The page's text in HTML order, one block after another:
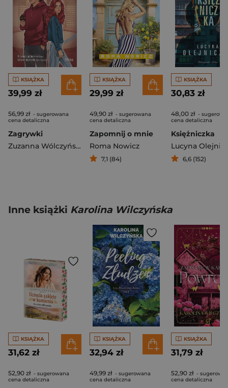
KSIĄŻKA
39,99 zł
56,99 zł - sugerowana
cena detaliczna
Zagrywki
Zuzanna Wólczyńska
KSIĄŻKA
29,99 zł
49,90 zł - sugerowana
cena detaliczna
Zapomnij o mnie
Roma Nowicz
7,1 (84)
KSIĄŻKA
30,83 zł
48,00 zł -
cena detaliczna
Księżniczka
Lucyna
6,6 (152)
Inne książki Karolina Wilczyńska
KSIĄŻKA
31,62 zł
52,90 zł - sugerowana
cena detaliczna
KSIĄŻKA
32,94 zł
49,99 zł - sugerowana
cena detaliczna
KSIĄŻKA
31,79 zł
52,90 zł -
cena detaliczna